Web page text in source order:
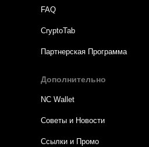
FAQ
CryptoTab
Партнерская Программа
Дополнительно
NC Wallet
Советы и Новости
Ссылки и Промо